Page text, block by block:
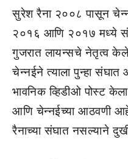
सुरेश रैना २००८ पासून
२०१६ आणि २०१७ मध्ये
गुजरात लायन्सचे नेतृत्व
चेन्नईने त्याला पुन्हा
भावनिक व्हिडीओ पोस्ट
आणि चेन्नईच्या आठवणी
रैनाच्या संघात नसल्याने